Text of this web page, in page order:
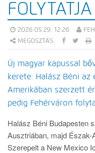
2026.05.29. 12:26
MEGOSZTÁS:
Új magyar kapussal
kerete: Halász Béni az
Amerikában szerzett
pedig Fehérváron
Halász Béni Budapesten
Ausztriában, majd Észak-
Szerepelt a New Mexico